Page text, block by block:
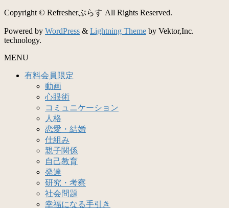
Copyright © Refresherぷらす All Rights Reserved.
Powered by WordPress & Lightning Theme by Vektor,Inc.
technology.
MENU
有料会員限定
動画
心眼術
コミュニケーション
人格
恋愛・結婚
仕組み
親子関係
自己教育
発達
研究・考察
社会問題
幸福になる手引き